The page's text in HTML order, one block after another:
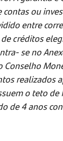
contas ou
entre
créditos
se no
Conselho
realizados
o teto de
de 4 anos